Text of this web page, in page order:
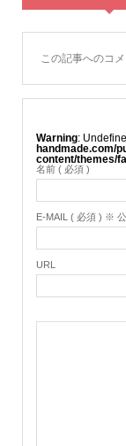
この記事へのコ
Warning :
handmade.com/
content/themes/
名前 ( 必須 )
E-MAIL ( 必須 ) ※
URL